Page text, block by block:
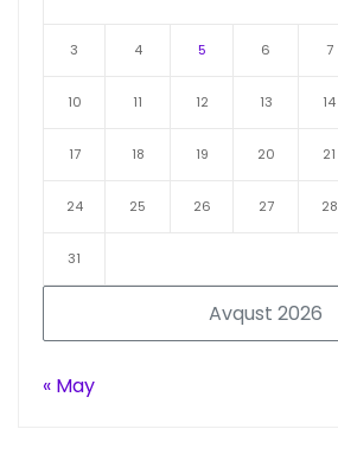
Avqust 2026
3 4 5 6 7
10 11 12 13 14
17 18 19 20 21
24 25 26 27 28
31
« May